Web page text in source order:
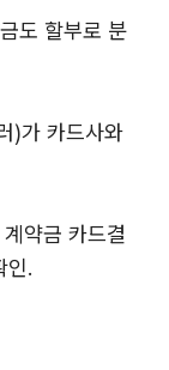
도 할부로 분
)가 카드사와
약금 카드결
인.